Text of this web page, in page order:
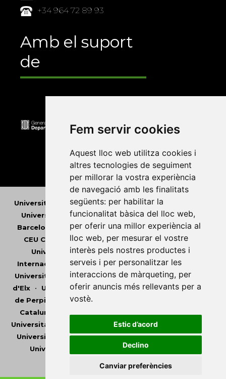
Fem servir cookies
Aquest lloc web utilitza cookies i
altres tecnologies de seguiment
per millorar la vostra experiència
de navegació amb les finalitats
següents: per habilitar la
funcionalitat bàsica del lloc web,
per oferir una millor experiència al
lloc web, per mesurar el vostre
interès pels nostres productes i
serveis i per personalitzar les
interaccions de màrqueting, per
oferir anuncis més rellevants per a
vostè.
Estic d’acord
Declino
Canviar preferències
+34 964 72 89 93
Amb el suport
de
Universitat Abat Oliba CEU•Universitat d'Alacant
Universitat d'Andorra•Universitat Autònoma de
Barcelona
Universitat de Barcelona•Universitat
CEU Cardenal Herrera•Universitat de Girona
Universitat de les Illes Balears•Universitat
Internacional de Catalunya •Universitat Jaume I
Universitat de Lleida•Universitat Miguel Hernández
d'Elx• Universitat Oberta de Catalunya•Universitat
de Perpinyà Via Domitia
Catalunya
Universitat Pompeu Fabra
•Universitat Ramon Llull
Universitat Rovira i Virgili•Universitat de Sàsser•
Universitat de València
•Universitat de Vic -